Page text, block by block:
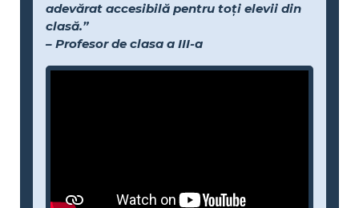
adevărat accesibilă pentru toți elevii din
clasă.”
– Profesor de clasa a III-a